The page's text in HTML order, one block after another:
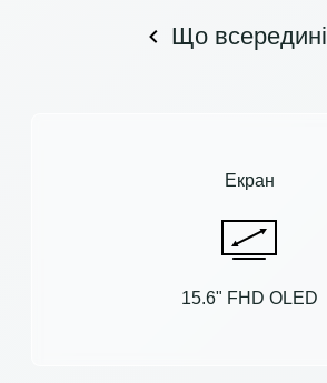
Що всередині
Екран
15.6" FHD OLED